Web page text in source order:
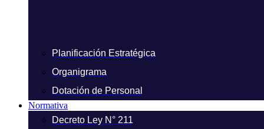
Planificación Estratégica
Organigrama
Dotación de Personal
Normativa
Decreto Ley N° 211